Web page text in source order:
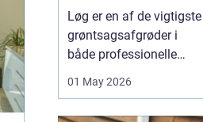
Løg er en af de vigtigste
grøntsagsafgrøder i
både professionelle
landbrugsproduktioner.
01 May 2026